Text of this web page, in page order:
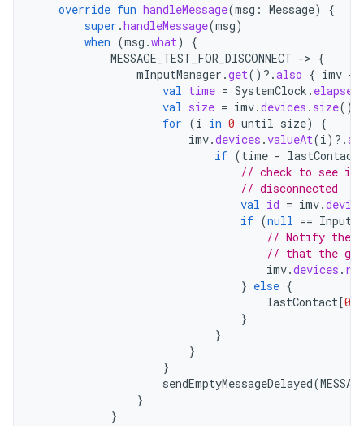
override fun handleMessage(msg : Message)
{
super .handleMessage(msg)
when (msg .what)
{
MESSAGE_TEST_FOR_DISCONNECT -> {
mInputManager .get() ?.also { imv -
val time = SystemClock .
val size = imv.devices . size()
for (i in 0 until size)
{
imv.devices .valueAt(i) ?.
if (time - lastContact
// check to see if
// disconnected
val id = imv.
if (null ==
// Notify the
// that the
imv.devices .
} else {
lastContact[0
}
}
}
}
sendEmptyMessageDelayed(
}
}